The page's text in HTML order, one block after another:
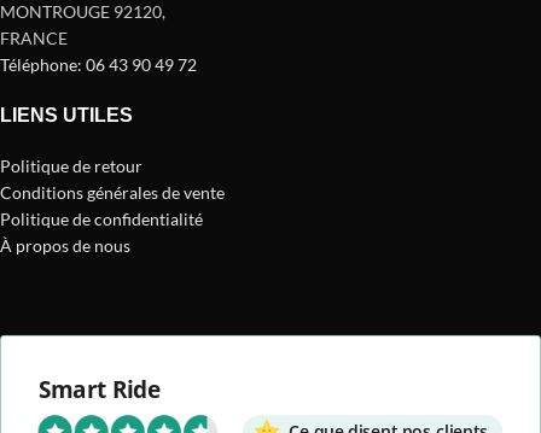
MONTROUGE 92120,
FRANCE
Téléphone: 06 43 90 49 72
LIENS UTILES
Politique de retour
Conditions générales de vente
Politique de confidentialité
À propos de nous
Smart Ride